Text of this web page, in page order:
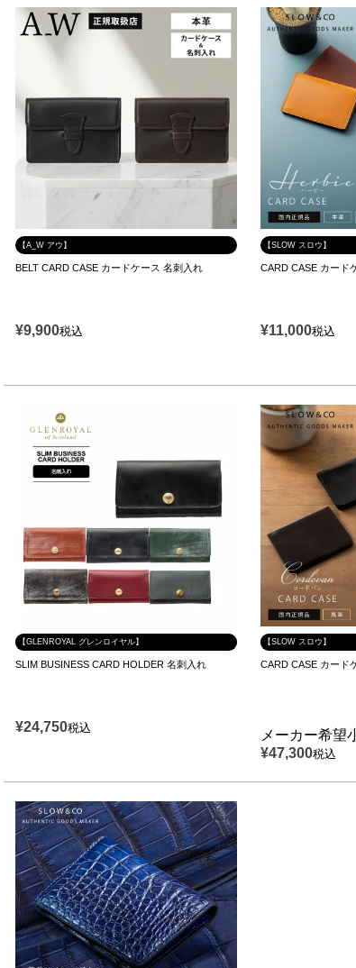
【A_W アウ】
BELT CARD CASE カードケース 名刺入れ
¥9,900税込
【SLOW スロウ】
CARD CASE カード
¥11,000税込
【GLENROYAL グレンロイヤル】
SLIM BUSINESS CARD HOLDER 名刺入れ
¥24,750税込
【SLOW スロウ】
CARD CASE カード
メーカー希望
¥47,300税込